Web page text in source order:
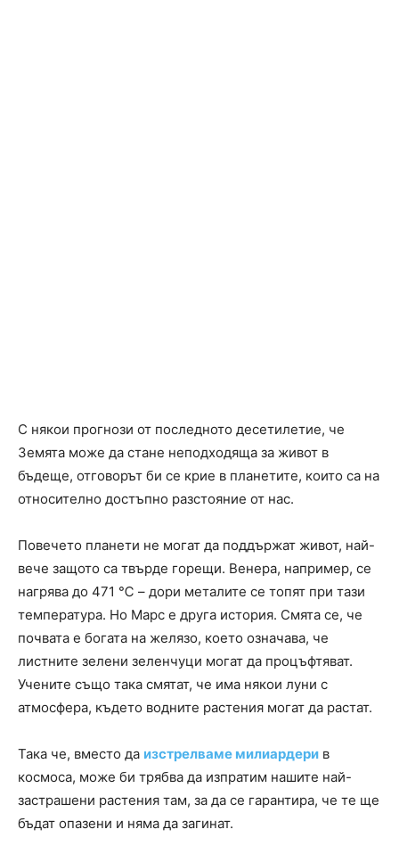
С някои прогнози от последното десетилетие, че
Земята може да стане неподходяща за живот в
бъдеще, отговорът би се крие в планетите, които са на
относително достъпно разстояние от нас.
Повечето планети не могат да поддържат живот, най-
вече защото са твърде горещи. Венера, например, се
нагрява до 471 ℃ – дори металите се топят при тази
температура. Но Марс е друга история. Смята се, че
почвата е богата на желязо, което означава, че
листните зелени зеленчуци могат да процъфтяват.
Учените също така смятат, че има някои луни с
атмосфера, където водните растения могат да растат.
Така че, вместо да изстрелваме милиардери в
космоса, може би трябва да изпратим нашите най-
застрашени растения там, за да се гарантира, че те ще
бъдат опазени и няма да загинат.